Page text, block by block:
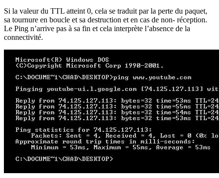
Si la valeur du TTL atteint 0, cela se traduit par la perte du paquet,
sa tournure en boucle et sa destruction et en cas de non- réception.
Le Ping n’arrive pas à sa fin et cela interprète l’absence de la
connectivité.